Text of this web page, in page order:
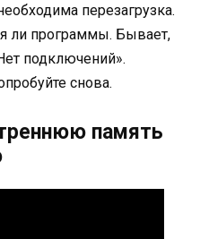
перезагрузка.
ли программы. Бывает,
подключений».
снова.
память